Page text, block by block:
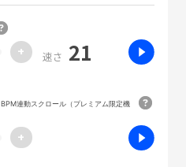
+ 速さ 21
BPM連動スクロール（プレミアム限定機
+